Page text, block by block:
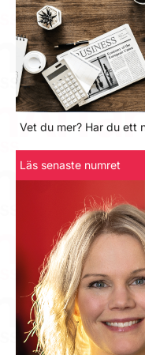
Vet du mer? Har du ett
Läs senaste numret